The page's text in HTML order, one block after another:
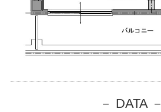
－ DATA －